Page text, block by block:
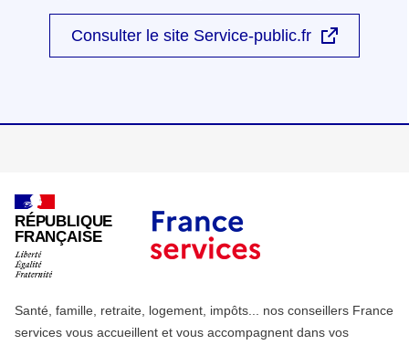
Consulter le site Service-public.fr
RÉPUBLIQUE
FRANÇAISE
Santé, famille, retraite, logement, impôts... nos conseillers France
services vous accueillent et vous accompagnent dans vos